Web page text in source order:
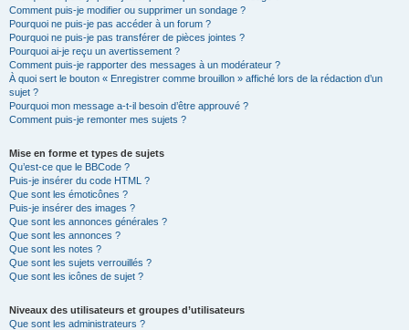
Comment puis-je modifier ou supprimer un sondage ?
Pourquoi ne puis-je pas accéder à un forum ?
Pourquoi ne puis-je pas transférer de pièces jointes ?
Pourquoi ai-je reçu un avertissement ?
Comment puis-je rapporter des messages à un modérateur ?
À quoi sert le bouton « Enregistrer comme brouillon » affiché lors de la rédaction d’un
sujet ?
Pourquoi mon message a-t-il besoin d’être approuvé ?
Comment puis-je remonter mes sujets ?
Mise en forme et types de sujets
Qu’est-ce que le BBCode ?
Puis-je insérer du code HTML ?
Que sont les émoticônes ?
Puis-je insérer des images ?
Que sont les annonces générales ?
Que sont les annonces ?
Que sont les notes ?
Que sont les sujets verrouillés ?
Que sont les icônes de sujet ?
Niveaux des utilisateurs et groupes d’utilisateurs
Que sont les administrateurs ?